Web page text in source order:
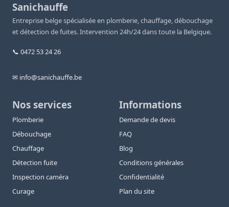
Sanichauffe
Entreprise belge spécialisée en plomberie, chauffage, débouchage
et détection de fuites. Intervention 24h/24 dans toute la Belgique.
📞 0472 53 24 26
✉ info@sanichauffe.be
Nos services
Plomberie
Débouchage
Chauffage
Détection fuite
Inspection caméra
Curage
Informations
Demande de devis
FAQ
Blog
Conditions générales
Confidentialité
Plan du site